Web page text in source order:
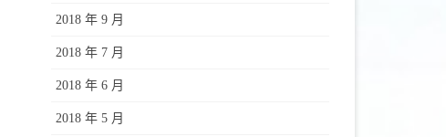
2018 年 9 月
2018 年 7 月
2018 年 6 月
2018 年 5 月